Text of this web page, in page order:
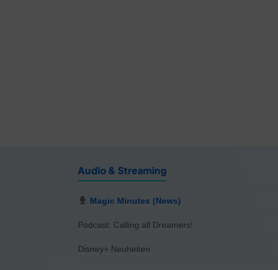
Audio & Streaming
Magic Minutes (News)
Podcast: Calling all Dreamers!
Disney+ Neuheiten